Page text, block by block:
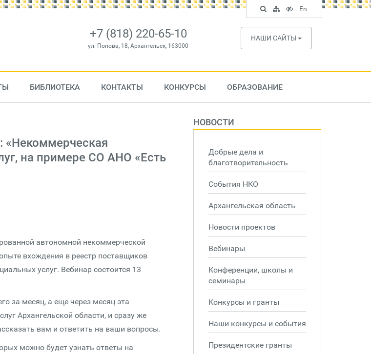
+7 (818) 220-65-10
ул. Попова, 18, Архангельск, 163000
НАШИ САЙТЫ
БИБЛИОТЕКА КОНТАКТЫ КОНКУРСЫ ОБРАЗОВАНИЕ
«Некоммерческая
на примере СО АНО «Есть
автономной некоммерческой
вхождения в реестр поставщиков
услуг. Вебинар состоится 13
за месяц, а еще через месяц эта
Архангельской области, и сразу же
вам и ответить на ваши вопросы.
можно будет узнать ответы на
НОВОСТИ
Добрые дела и
благотворительность
События НКО
Архангельская область
Новости проектов
Вебинары
Конференции, школы и
семинары
Конкурсы и гранты
Наши конкурсы и события
Президентские гранты
Поиск
по
сайту
Карта
сайта
Версия
для
слабовидящих
En
English